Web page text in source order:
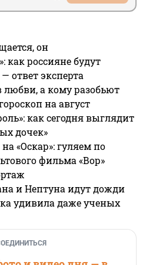
он
как россияне будут
ответ эксперта
а кому разобьют
на август
как сегодня выглядит
дочек»
«Оскар»: гуляем по
фильма «Вор»
и Нептуна идут дожди
удивила даже ученых